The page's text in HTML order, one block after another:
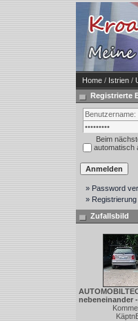
Home / Istrien /
Registrierte
Beim
automatisch
» Password
» Registrierung
Zufallsbild
nebeneinander